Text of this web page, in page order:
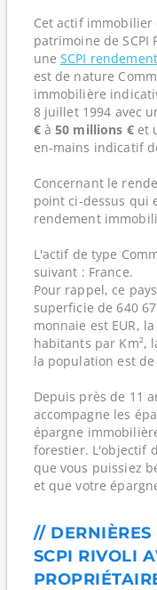
Cet actif
patrimoine de
uneSCPI rendement
est de nature
immobilière
8 juillet 1994 avec
€à50 millions €et
en-mains indicatif
Concernant le
point ci-dessus qui
rendement
L'actif de type
suivant : France.
Pour rappel, ce
superficie de 640
monnaie est EUR,
habitants par Km²,
la population est
Depuis près de 11
accompagne les
épargne
forestier. L'objectif
que vous puissiez
et que votre
//
SCPI RIVOLI